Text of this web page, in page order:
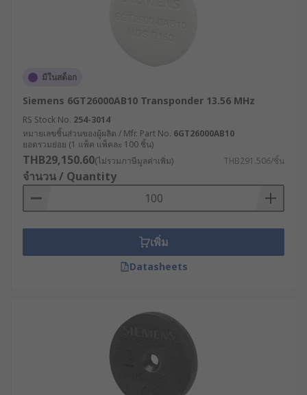
มีในสต็อก
Siemens 6GT26000AB10 Transponder 13.56 MHz
RS Stock No. 254-3014
หมายเลขชิ้นส่วนของผู้ผลิต / Mfr. Part No. 6GT26000AB10
ยอดรวมย่อย (1 แพ็ค แพ็คละ 100 ชิ้น)
THB29,150.60(ไม่รวมภาษีมูลค่าเพิ่ม) THB291.506/ชิ้น
จำนวน / Quantity
เพิ่ม
Datasheets